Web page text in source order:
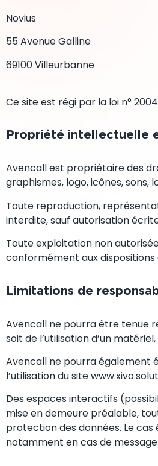
Novius
55 Avenue Galline
69100 Villeurbanne
Ce site est régi par la loi n°
Propriété intellectuelle
Avencall est propriétaire des
graphismes, logo, icônes, sons,
Toute reproduction,
interdite, sauf autorisation
Toute exploitation non
conformément aux
Limitations de
Avencall ne pourra être tenue
soit de l’utilisation d’un
Avencall ne pourra également
l’utilisation du site
Des espaces interactifs
mise en demeure préalable,
protection des données. Le
notamment en cas de